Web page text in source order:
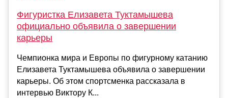
Фигуристка Елизавета Туктамышева
официально объявила о завершении
карьеры
Чемпионка мира и Европы по фигурному катанию
Елизавета Туктамышева объявила о завершении
карьеры. Об этом спортсменка рассказала в
интервью Виктору К...